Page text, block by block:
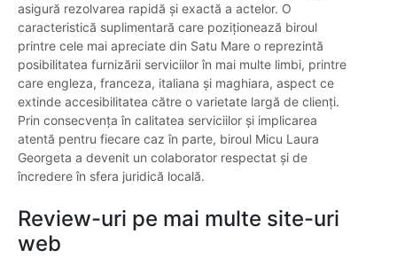
asigură rezolvarea rapidă și exactă a actelor. O
caracteristică suplimentară care poziționează biroul
printre cele mai apreciate din Satu Mare o reprezintă
posibilitatea furnizării serviciilor în mai multe limbi, printre
care engleza, franceza, italiana și maghiara, aspect ce
extinde accesibilitatea către o varietate largă de clienți.
Prin consecvența în calitatea serviciilor și implicarea
atentă pentru fiecare caz în parte, biroul Micu Laura
Georgeta a devenit un colaborator respectat și de
încredere în sfera juridică locală.
Review-uri pe mai multe site-uri
web